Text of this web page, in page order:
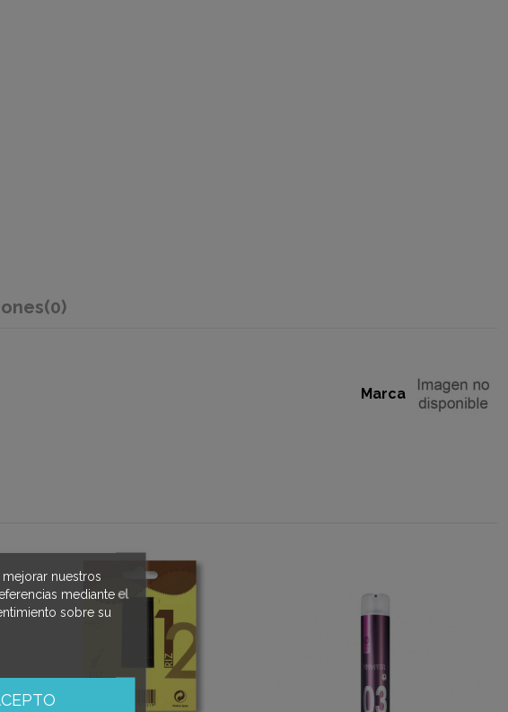
(0)
Marca
nuestros
mediante el
sobre su